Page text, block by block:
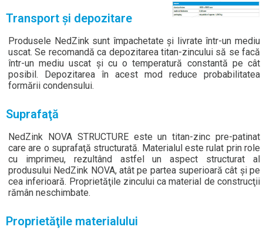
Transport şi depozitare
Produsele NedZink sunt împachetate şi livrate într-un mediu
uscat. Se recomandă ca depozitarea titan-zincului să se facă
într-un mediu uscat şi cu o temperatură constantă pe cât
posibil. Depozitarea în acest mod reduce probabilitatea
formării condensului.
Suprafaţă
NedZink NOVA STRUCTURE este un titan-zinc pre-patinat
care are o suprafaţă structurată. Materialul este rulat prin role
cu imprimeu, rezultând astfel un aspect structurat al
produsului NedZink NOVA, atât pe partea superioară cât şi pe
cea inferioară. Proprietăţile zincului ca material de construcţii
rămân neschimbate.
Proprietăţile materialului